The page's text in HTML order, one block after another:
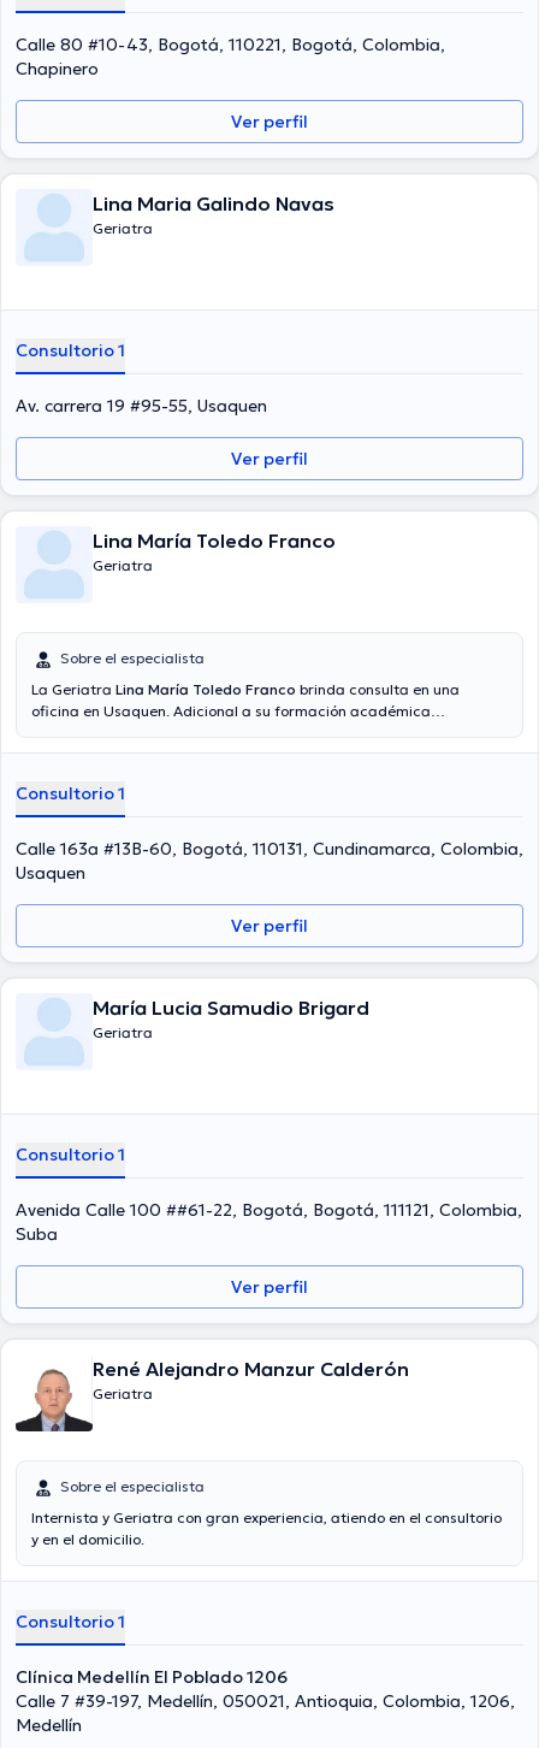
Carriazo ha colaborado en múltiples conferencias con el ideal de
tener una formación continua en su ámbito de especialización y ha
difundido numerosas ediciones. Su consulta opcionalmente se
puede llevar a cabo en Español.
Calle 80 #10-43, Bogotá, 110221, Bogotá, Colombia,
Chapinero
Ver perfil
Lina Maria Galindo Navas
Geriatra
Consultorio 1
Av. carrera 19 #95-55, Usaquen
Ver perfil
Lina María Toledo Franco
Geriatra
Sobre el especialista
La Geriatra Lina María Toledo Franco brinda consulta en una
oficina en Usaquen. Adicional a su formación académica
especialidad. La profesional de la salud lleva más de años de
ella se ha desempeñado como miembro de diversas asociaciones
médicas. Lina María Toledo Franco ha intervenido en diversas
conferencias con la intención de lograr tener una formación
continua en su temática de especialización y ha publicado diversos
comunicados. Finalmente, la doctora puede hablar Español en su
consultorio.
Consultorio 1
Calle 163a #13B-60, Bogotá, 110131, Cundinamarca, Colombia,
Usaquen
Ver perfil
María Lucia Samudio Brigard
Geriatra
Consultorio 1
Avenida Calle 100 ##61-22, Bogotá, Bogotá, 111121, Colombia,
Suba
Ver perfil
René Alejandro Manzur Calderón
Geriatra
Sobre el especialista
Internista y Geriatra con gran experiencia, atiendo en el consultorio
y en el domicilio.
Consultorio 1
Clínica Medellín El Poblado 1206
Calle 7 #39-197, Medellín, 050021, Antioquia, Colombia, 1206,
Medellín